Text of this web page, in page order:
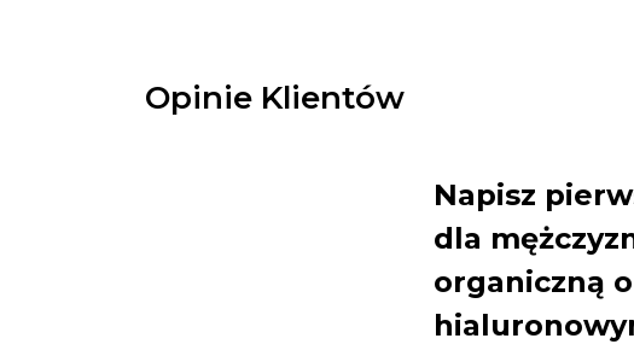
Opinie Klientów
Napisz
dla
organiczną